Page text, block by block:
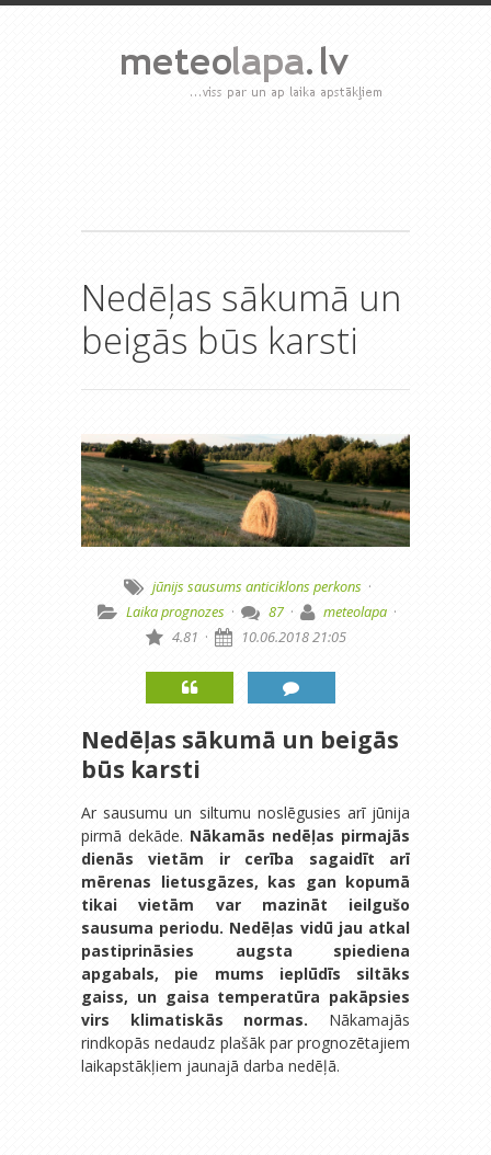
Nedēļas sākumā un
beigās būs karsti
jūnijs sausumsanticiklonsperkons ·
Laika prognozes · 87 · meteolapa ·
4.81 · 10.06.2018 21:05
Nedēļas sākumā un beigās
būs karsti
Ar sausumu un siltumu noslēgusies arī jūnija
pirmā dekāde. Nākamās nedēļas pirmajās
dienās vietām ir cerība sagaidīt arī
mērenas lietusgāzes, kas gan kopumā
tikai vietām var mazināt ieilgušo
sausuma periodu. Nedēļas vidū jau atkal
pastiprināsies augsta spiediena
apgabals, pie mums ieplūdīs siltāks
gaiss, un gaisa temperatūra pakāpsies
virs klimatiskās normas. Nākamajās
rindkopās nedaudz plašāk par prognozētajiem
laikapstākļiem jaunajā darba nedēļā.